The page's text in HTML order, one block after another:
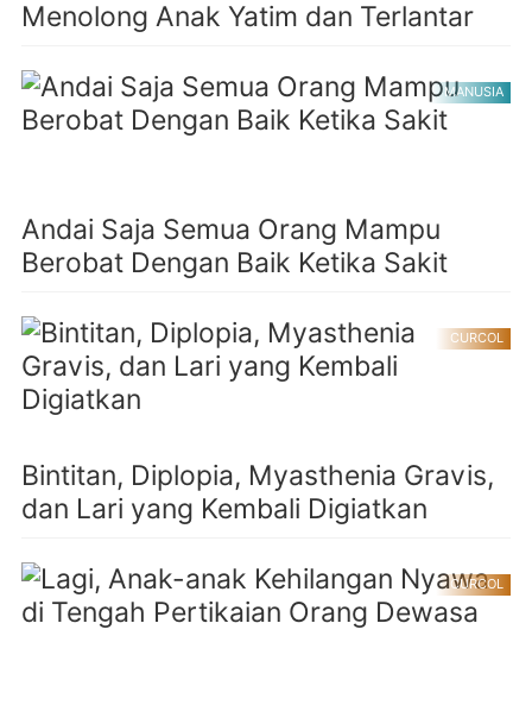
Menolong Anak Yatim dan Terlantar
MANUSIA
Andai Saja Semua Orang Mampu
Berobat Dengan Baik Ketika Sakit
CURCOL
Bintitan, Diplopia, Myasthenia Gravis,
dan Lari yang Kembali Digiatkan
CURCOL